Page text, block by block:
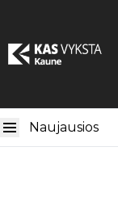
Naujausios